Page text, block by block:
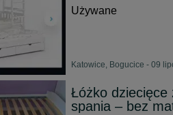
Używane
Katowice, Bogucice - 09
Łóżko dziecięce
spania – bez